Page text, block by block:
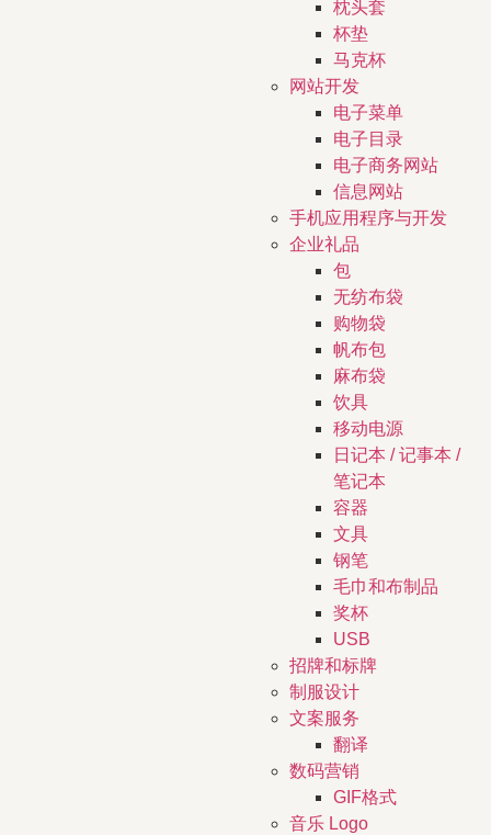
枕头套
杯垫
马克杯
网站开发
电子菜单
电子目录
电子商务网站
信息网站
手机应用程序与开发
企业礼品
包
无纺布袋
购物袋
帆布包
麻布袋
饮具
移动电源
日记本 / 记事本 /
笔记本
容器
文具
钢笔
毛巾和布制品
奖杯
USB
招牌和标牌
制服设计
文案服务
翻译
数码营销
GIF格式
音乐 Logo